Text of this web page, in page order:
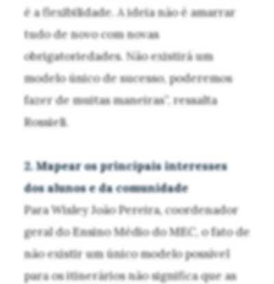
é a flexibilidade. A ideia não é amarrar
tudo de novo com novas
obrigatoriedades. Não existirá um
modelo único de sucesso, poderemos
fazer de muitas maneiras”, ressalta
Rossieli.
2. Mapear os principais interesses
dos alunos e da comunidade
Para Wisley João Pereira, coordenador
geral do Ensino Médio do MEC, o fato de
não existir um único modelo possível
para os itinerários não significa que as